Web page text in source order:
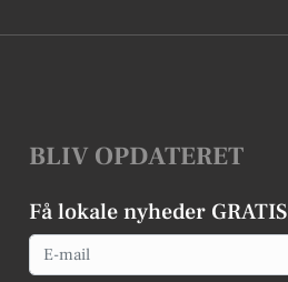
BLIV OPDATERET
Få lokale nyheder GRATIS
Email